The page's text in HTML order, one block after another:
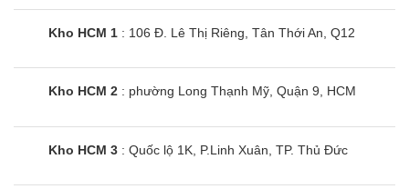
dùng.
chiều: 13.400.000 – 14.400.000 ₫
Giá điều hòa Nagakawa 24000BTU 2
Có thể thấy loại máy Nagakawa 24000BTU 2 chiều có giá cao
hơn loại 1 chiều, tuy nhiên, với khả năng sử dụng linh hoạt
Kho HCM 1 : 106 Đ. Lê Thị Riêng, Tân Thới An, Q12
Kho HCM 2 : phường Long Thạnh Mỹ, Quận 9, HCM
Kho HCM 3 : Quốc lộ 1K, P.Linh Xuân, TP. Thủ Đức